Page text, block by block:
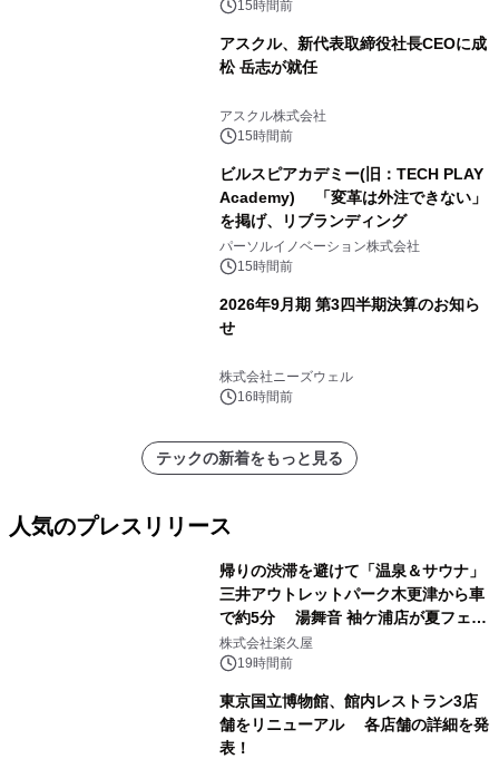
かる実践ガイド
15時間前
アスクル、新代表取締役社長CEOに成
松 岳志が就任
アスクル株式会社
15時間前
ビルスピアカデミー(旧：TECH PLAY
Academy) 「変革は外注できない」
を掲げ、リブランディング
パーソルイノベーション株式会社
15時間前
2026年9月期 第3四半期決算のお知ら
せ
株式会社ニーズウェル
16時間前
テックの新着をもっと見る
人気のプレスリリース
帰りの渋滞を避けて「温泉＆サウナ」
三井アウトレットパーク木更津から車
で約5分 湯舞音 袖ケ浦店が夏フェア
メニューを提供
株式会社楽久屋
19時間前
東京国立博物館、館内レストラン3店
舗をリニューアル 各店舗の詳細を発
表！